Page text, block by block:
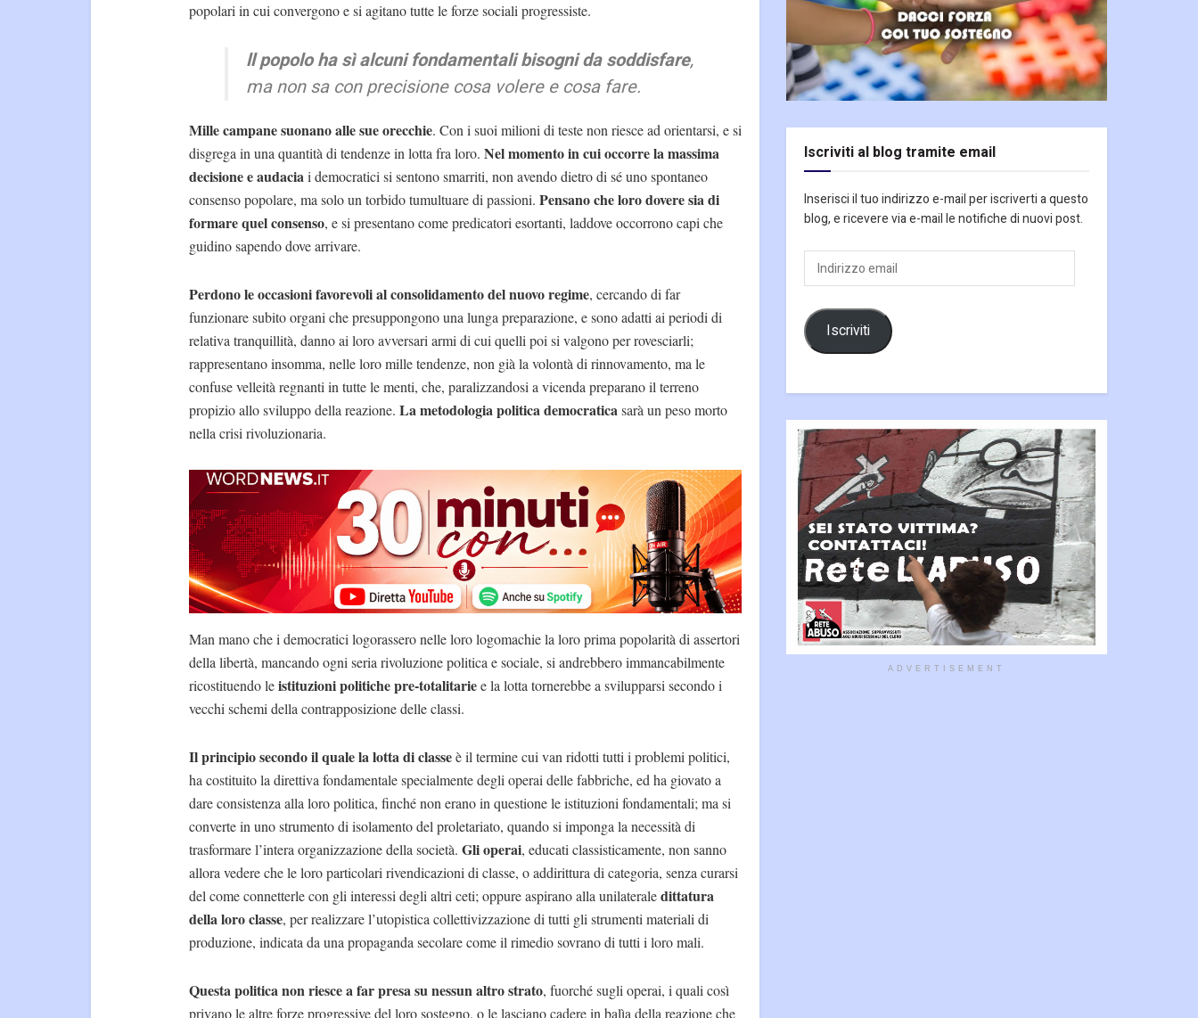
popolari in cui convergono e si agitano tutte le forze sociali progressiste.
ll popolo ha sì alcuni fondamentali bisogni da soddisfare,
ma non sa con precisione cosa volere e cosa fare.
Mille campane suonano alle sue orecchie. Con i suoi milioni di teste non riesce ad orientarsi, e si
disgrega in una quantità di tendenze in lotta fra loro. Nel momento in cui occorre la massima
decisione e audaciai democratici si sentono smarriti, non avendo dietro di sé uno spontaneo
consenso popolare, ma solo un torbido tumultuare di passioni. Pensano che loro dovere sia di
formare quel consenso, e si presentano come predicatori esortanti, laddove occorrono capi che
guidino sapendo dove arrivare.
Perdono le occasioni favorevoli al consolidamento del nuovo regime, cercando di far
funzionare subito organi che presuppongono una lunga preparazione, e sono adatti ai periodi di
relativa tranquillità, danno ai loro avversari armi di cui quelli poi si valgono per rovesciarli;
rappresentano insomma, nelle loro mille tendenze, non già la volontà di rinnovamento, ma le
confuse velleità regnanti in tutte le menti, che, paralizzandosi a vicenda preparano il terreno
propizio allo sviluppo della reazione. La metodologia politica democraticasarà un peso morto
nella crisi rivoluzionaria.
Man mano che i democratici logorassero nelle loro logomachie la loro prima popolarità di assertori
della libertà, mancando ogni seria rivoluzione politica e sociale, si andrebbero immancabilmente
ricostituendo leistituzioni politiche pre-totalitariee la lotta tornerebbe a svilupparsi secondo i
vecchi schemi della contrapposizione delle classi.
Il principio secondo il quale la lotta di classeè il termine cui van ridotti tutti i problemi politici,
ha costituito la direttiva fondamentale specialmente degli operai delle fabbriche, ed ha giovato a
dare consistenza alla loro politica, finché non erano in questione le istituzioni fondamentali; ma si
converte in uno strumento di isolamento del proletariato, quando si imponga la necessità di
trasformare l’intera organizzazione della società. Gli operai, educati classisticamente, non sanno
allora vedere che le loro particolari rivendicazioni di classe, o addirittura di categoria, senza curarsi
del come connetterle con gli interessi degli altri ceti; oppure aspirano alla unilateraledittatura
della loro classe, per realizzare l’utopistica collettivizzazione di tutti gli strumenti materiali di
produzione, indicata da una propaganda secolare come il rimedio sovrano di tutti i loro mali.
Questa politica non riesce a far presa su nessun altro strato, fuorché sugli operai, i quali così
privano le altre forze progressive del loro sostegno, o le lasciano cadere in balìa della reazione che
Iscriviti al blog tramite email
Inserisci il tuo indirizzo e-mail per iscriverti a questo
blog, e ricevere via e-mail le notifiche di nuovi post.
Indirizzo
email
Iscriviti
ADVERTISEMENT